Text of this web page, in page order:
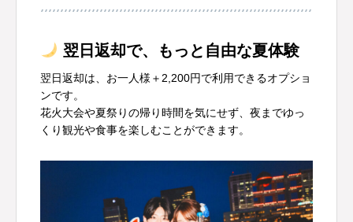
翌日返却で、もっと自由な夏体験
翌日返却は、お一人様＋2,200円で利用できるオプショ
ンです。
花火大会や夏祭りの帰り時間を気にせず、夜までゆっ
くり観光や食事を楽しむことができます。